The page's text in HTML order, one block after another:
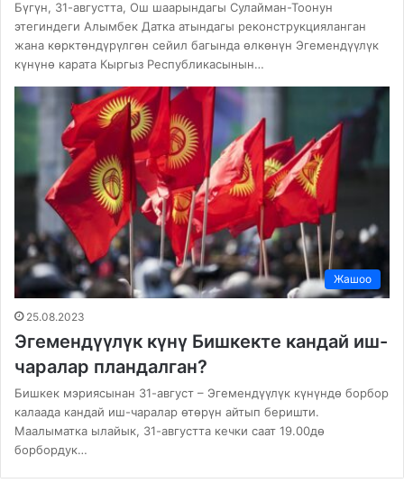
Бүгүн, 31-августта, Ош шаарындагы Сулайман-Тоонун
этегиндеги Алымбек Датка атындагы реконструкцияланган
жана көрктөндүрүлгөн сейил багында өлкөнүн Эгемендүүлүк
күнүнө карата Кыргыз Республикасынын…
Жашоо
25.08.2023
Эгемендүүлүк күнү Бишкекте кандай иш-
чаралар пландалган?
Бишкек мэриясынан 31-август – Эгемендүүлүк күнүндө борбор
калаада кандай иш-чаралар өтөрүн айтып беришти.
Маалыматка ылайык, 31-августта кечки саат 19.00дө
борбордук…